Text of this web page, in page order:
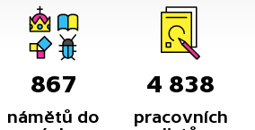
867
námětů do
4 838
pracovních